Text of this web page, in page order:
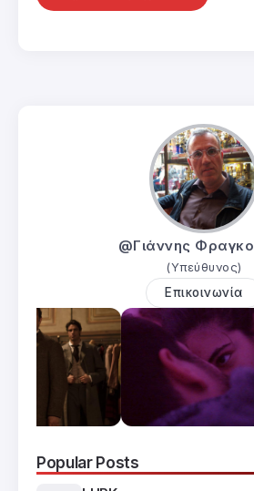
@Γιάννης
(Υπεύθυνος)
Επικοινωνία
Popular Posts